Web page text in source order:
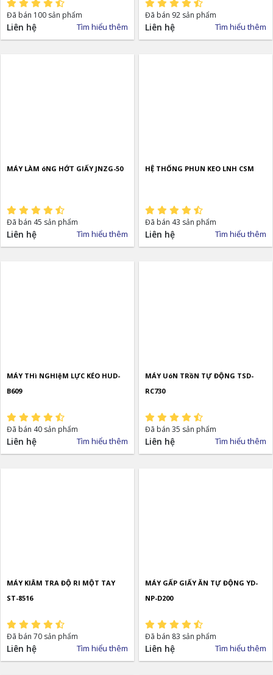
Đã bán 100 sản phẩm
Liên hệ Tìm hiểu thêm
Đã bán 92 sản phẩm
Liên hệ Tìm hiểu thêm
MÁY LÀM óNG HỚT GIẤY JNZG-50
Đã bán 45 sản phẩm
Liên hệ Tìm hiểu thêm
HỆ THỐNG PHUN KEO LNH CSM
Đã bán 43 sản phẩm
Liên hệ Tìm hiểu thêm
MÁY THì NGHIệM LỰC KÉO HUD-
B609
Đã bán 40 sản phẩm
Liên hệ Tìm hiểu thêm
MÁY UóN TRồN TỰ ĐỘNG TSD-
RC730
Đã bán 35 sản phẩm
Liên hệ Tìm hiểu thêm
MÁY KIÂM TRA ĐỘ RI MỘT TAY
ST-8516
Đã bán 70 sản phẩm
Liên hệ Tìm hiểu thêm
MÁY GẤP GIẤY ĂN TỰ ĐỘNG YD-
NP-D200
Đã bán 83 sản phẩm
Liên hệ Tìm hiểu thêm